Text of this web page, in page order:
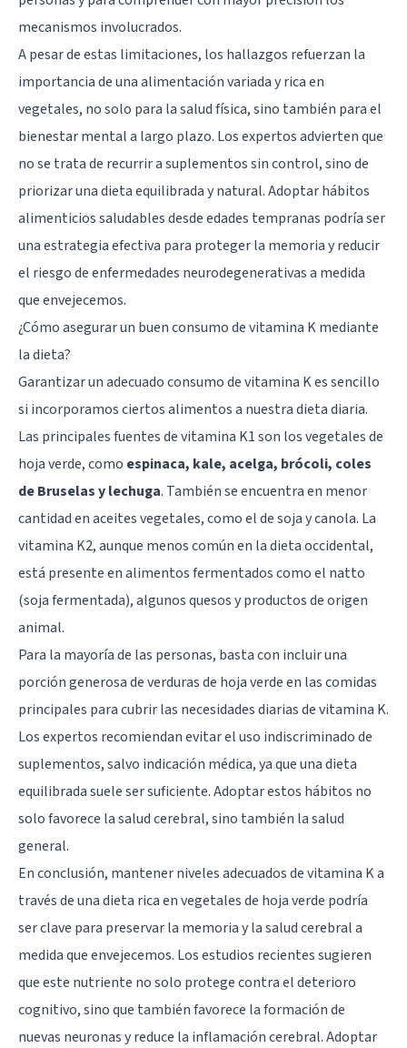
mecanismos involucrados.
A pesar de estas limitaciones, los hallazgos refuerzan la
importancia de una alimentación variada y rica en
vegetales, no solo para la salud física, sino también para el
bienestar mental a largo plazo. Los expertos advierten que
no se trata de recurrir a suplementos sin control, sino de
priorizar una dieta equilibrada y natural. Adoptar hábitos
alimenticios saludables desde edades tempranas podría ser
una estrategia efectiva para proteger la memoria y reducir
el riesgo de enfermedades neurodegenerativas a medida
que envejecemos.
¿Cómo asegurar un buen consumo de vitamina K mediante
la dieta?
Garantizar un adecuado consumo de vitamina K es sencillo
si incorporamos ciertos alimentos a nuestra dieta diaria.
Las principales fuentes de vitamina K1 son los vegetales de
hoja verde, como espinaca, kale, acelga, brócoli, coles
de Bruselas y lechuga. También se encuentra en menor
cantidad en aceites vegetales, como el de soja y canola. La
vitamina K2, aunque menos común en la dieta occidental,
está presente en alimentos fermentados como el natto
(soja fermentada), algunos quesos y productos de origen
animal.
Para la mayoría de las personas, basta con incluir una
porción generosa de verduras de hoja verde en las comidas
principales para cubrir las necesidades diarias de vitamina K.
Los expertos recomiendan evitar el uso indiscriminado de
suplementos, salvo indicación médica, ya que una dieta
equilibrada suele ser suficiente. Adoptar estos hábitos no
solo favorece la salud cerebral, sino también la salud
general.
En conclusión, mantener niveles adecuados de vitamina K a
través de una dieta rica en vegetales de hoja verde podría
ser clave para preservar la memoria y la salud cerebral a
medida que envejecemos. Los estudios recientes sugieren
que este nutriente no solo protege contra el deterioro
cognitivo, sino que también favorece la formación de
nuevas neuronas y reduce la inflamación cerebral. Adoptar